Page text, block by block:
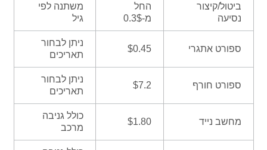
ביטול/קיצור
נסיעה
החל
מ-0.3$
משתנה לפי
גיל
ספורט אתגרי $0.45
ניתן לבחור
תאריכים
ספורט חורף $7.2
ניתן לבחור
תאריכים
מחשב נייד $1.80
כולל גניבה
מרכב